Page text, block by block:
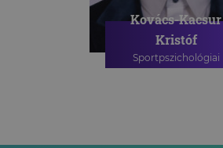
Kovács-Kacsur
Kristóf
Sportpszichológiai